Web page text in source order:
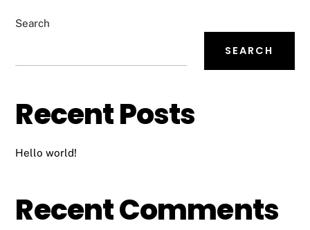
Search
SEARCH
Recent Posts
Hello world!
Recent Comments